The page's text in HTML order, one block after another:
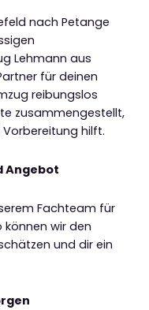
nach Petange
Lehmann aus
für deinen
reibungslos
zusammengestellt,
hilft.
Angebot
Fachteam für
können wir den
und dir ein